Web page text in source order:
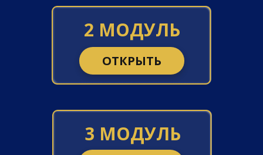
2 МОДУЛЬ
ОТКРЫТЬ
3 МОДУЛЬ